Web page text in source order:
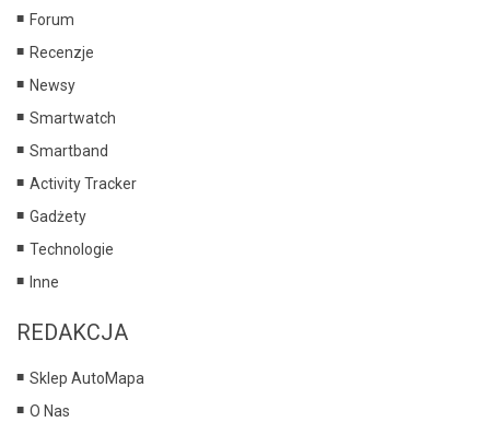
Forum
Recenzje
Newsy
Smartwatch
Smartband
Activity Tracker
Gadżety
Technologie
Inne
REDAKCJA
Sklep AutoMapa
O Nas